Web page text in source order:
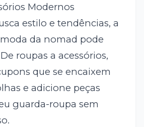
Modernos
estilo e tendências, a
da nomad pode
roupas a acessórios,
que se encaixem
e adicione peças
guarda-roupa sem